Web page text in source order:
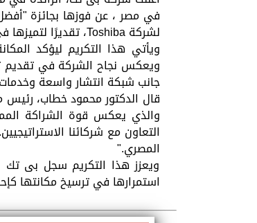
لشركة Toshiba، تقديرًا لتميزها في بناء شراكة استراتيجية ناجحة وتحقيق أداء استثنائي في السوق المصري.
ويأتي هذا التكريم ليؤكد
ويعكس نجاح الشركة في تقديم
جانب شبكة انتشار واسعة وخدمات
والذي يعكس قوة الشراكة
التعاون مع شركائنا
المصري."
ويعزز هذا التكريم سجل بى تك
استمرارها في ترسيخ مكانتها